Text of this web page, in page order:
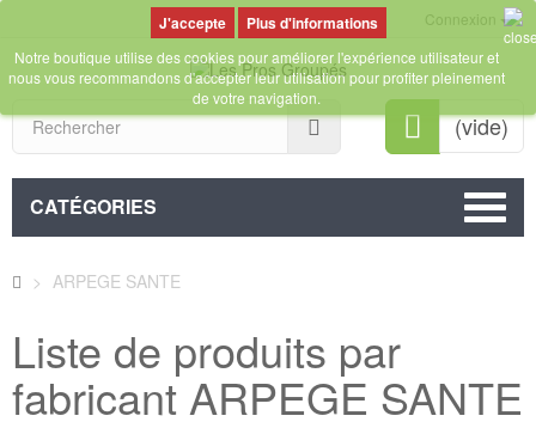
Connexion
Rechercher (vide)
CATÉGORIES
Plus d'informations
Notre boutique utilise des cookies pour améliorer l'expérience utilisateur et
nous vous recommandons d'accepter leur utilisation pour profiter pleinement
de votre navigation.
> ARPEGE SANTE
Liste de produits par
fabricant ARPEGE SANTE